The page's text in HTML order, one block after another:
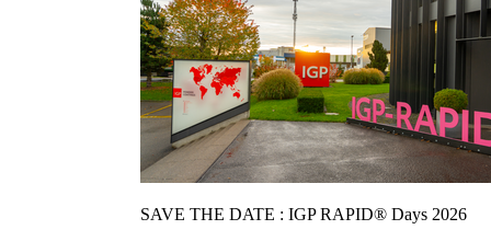
SAVE THE DATE : IGP RAPID® Days 2026